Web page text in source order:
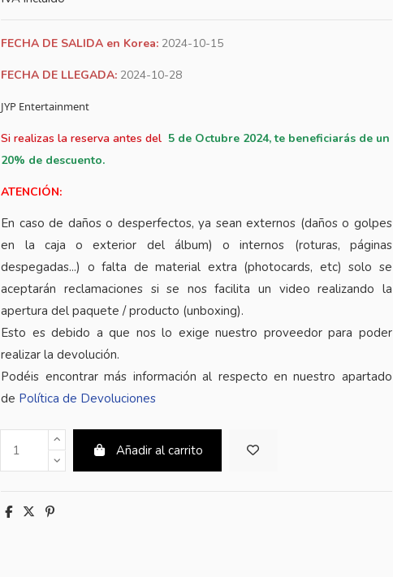
FECHA DE SALIDA en Korea: 2024-10-15
FECHA DE LLEGADA: 2024-10-28
JYP Entertainment
Si realizas la reserva antes del 5 de Octubre 2024, te beneficiarás de un
20% de descuento.
ATENCIÓN:
En caso de daños o desperfectos, ya sean externos (daños o golpes
en la caja o exterior del álbum) o internos (roturas, páginas
despegadas...) o falta de material extra (photocards, etc) solo se
aceptarán reclamaciones si se nos facilita un video realizando la
apertura del paquete / producto (unboxing).
Esto es debido a que nos lo exige nuestro proveedor para poder
realizar la devolución.
Podéis encontrar más información al respecto en nuestro apartado
de Política de Devoluciones
Añadir al carrito